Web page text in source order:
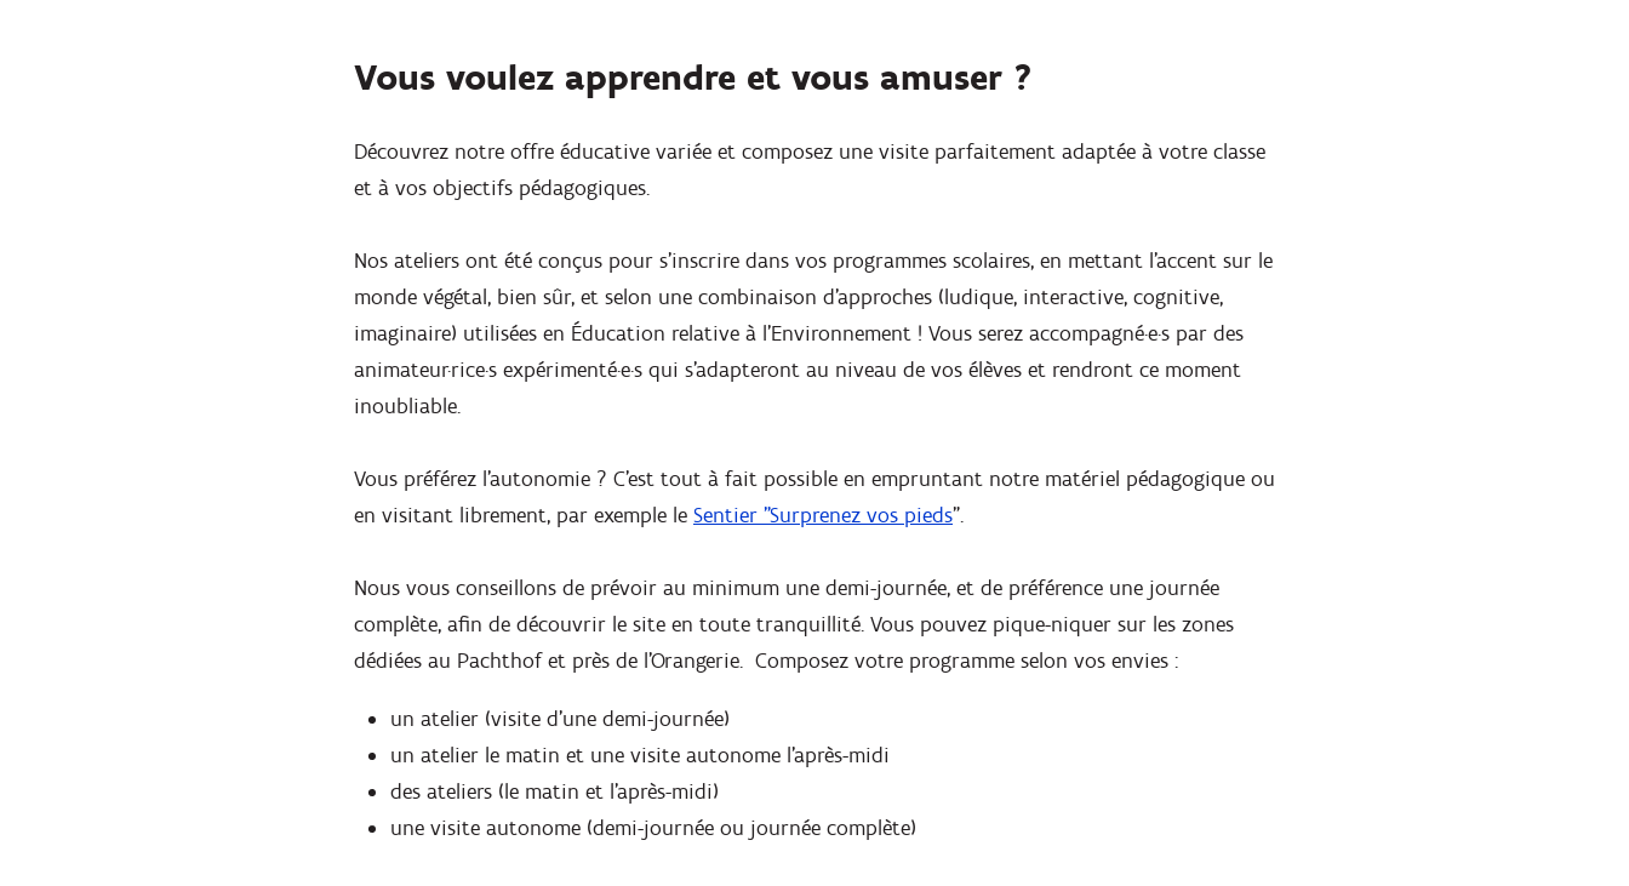
Vous voulez apprendre et vous amuser ?
Découvrez notre offre éducative variée et composez une visite parfaitement adaptée à votre classe
et à vos objectifs pédagogiques.
Nos ateliers ont été conçus pour s’inscrire dans vos programmes scolaires, en mettant l’accent sur le
monde végétal, bien sûr, et selon une combinaison d’approches (ludique, interactive, cognitive,
imaginaire) utilisées en Éducation relative à l’Environnement ! Vous serez accompagné·e·s par des
animateur·rice·s expérimenté·e·s qui s’adapteront au niveau de vos élèves et rendront ce moment
inoubliable.
Vous préférez l’autonomie ? C’est tout à fait possible en empruntant notre matériel pédagogique ou
en visitant librement, par exemple le Sentier "Surprenez vos pieds".
Nous vous conseillons de prévoir au minimum une demi-journée, et de préférence une journée
complète, afin de découvrir le site en toute tranquillité. Vous pouvez pique-niquer sur les zones
dédiées au Pachthof et près de l'Orangerie. Composez votre programme selon vos envies :
un atelier (visite d’une demi-journée)
un atelier le matin et une visite autonome l’après-midi
des ateliers (le matin et l’après-midi)
une visite autonome (demi-journée ou journée complète)